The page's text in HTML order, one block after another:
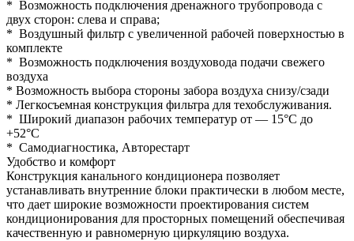
* Возможность подключения дренажного трубопровода с
двух сторон: слева и справа;
* Воздушный фильтр с увеличенной рабочей поверхностью в
комплекте
* Возможность подключения воздуховода подачи свежего
воздуха
* Возможность выбора стороны забора воздуха снизу/сзади
* Легкосъемная конструкция фильтра для техобслуживания.
* Широкий диапазон рабочих температур от — 15°С до
+52°С
* Самодиагностика, Авторестарт
Удобство и комфорт
Конструкция канального кондиционера позволяет
устанавливать внутренние блоки практически в любом месте,
что дает широкие возможности проектирования систем
кондиционирования для просторных помещений обеспечивая
качественную и равномерную циркуляцию воздуха.